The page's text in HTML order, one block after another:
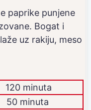
paprike punjene
Bogat i
uz rakiju, meso
120 minuta
50 minuta